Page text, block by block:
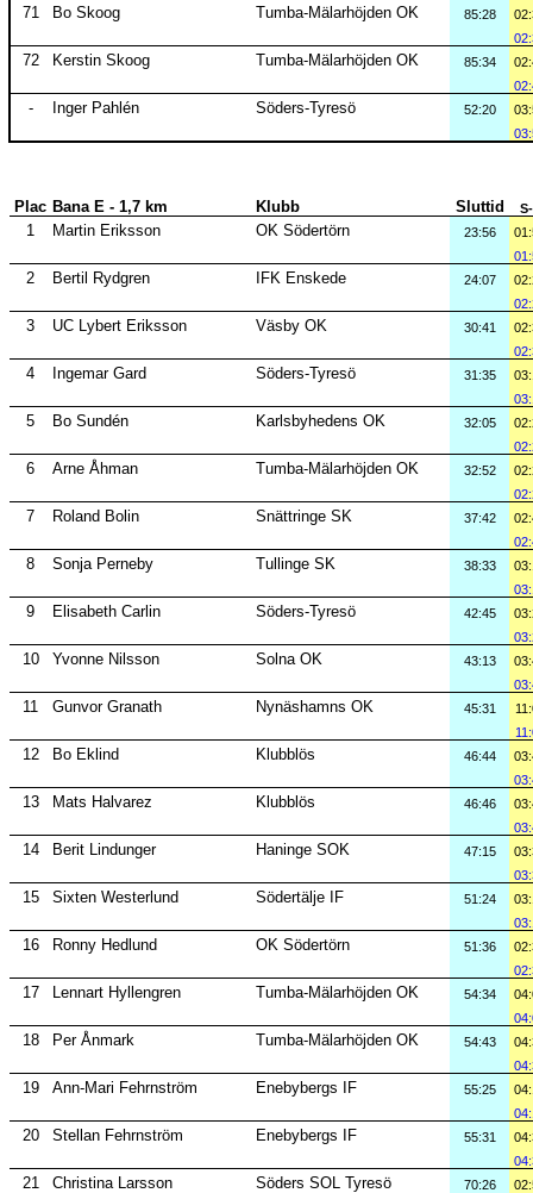
71 Bo Skoog Tumba-Mälarhöjden OK 85:28
72 Kerstin Skoog Tumba-Mälarhöjden OK 85:34
- Inger Pahlén Söders-Tyresö 52:20
Plac Bana E - 1,7 km Klubb Sluttid
1 Martin Eriksson OK Södertörn 23:56
2 Bertil Rydgren IFK Enskede 24:07
3 UC Lybert Eriksson Väsby OK 30:41
4 Ingemar Gard Söders-Tyresö 31:35
5 Bo Sundén Karlsbyhedens OK 32:05
6 Arne Åhman Tumba-Mälarhöjden OK 32:52
7 Roland Bolin Snättringe SK 37:42
8 Sonja Perneby Tullinge SK 38:33
9 Elisabeth Carlin Söders-Tyresö 42:45
10 Yvonne Nilsson Solna OK 43:13
11 Gunvor Granath Nynäshamns OK 45:31
12 Bo Eklind Klubblös 46:44
13 Mats Halvarez Klubblös 46:46
14 Berit Lindunger Haninge SOK 47:15
15 Sixten Westerlund Södertälje IF 51:24
16 Ronny Hedlund OK Södertörn 51:36
17 Lennart Hyllengren Tumba-Mälarhöjden OK 54:34
18 Per Ånmark Tumba-Mälarhöjden OK 54:43
19 Ann-Mari Fehrnström Enebybergs IF 55:25
20 Stellan Fehrnström Enebybergs IF 55:31
21 Christina Larsson Söders SOL Tyresö 70:26